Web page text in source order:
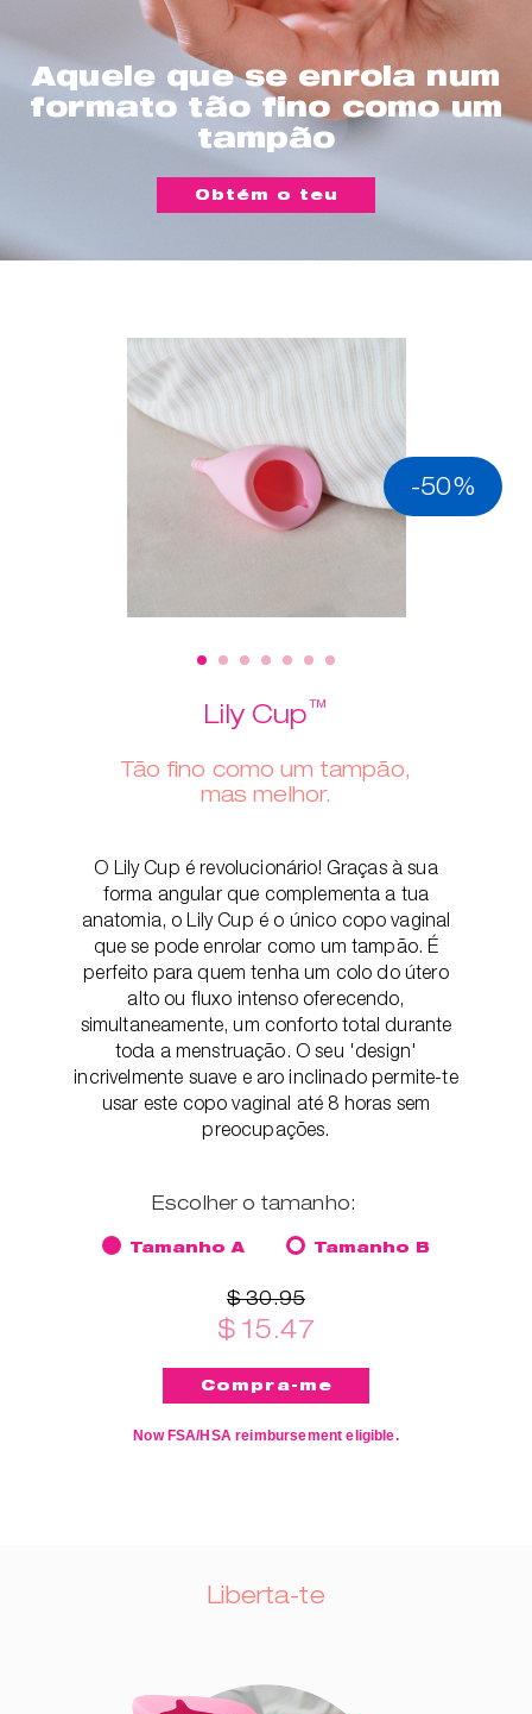
Aquele que se enrola num
formato tão fino como um
tampão
Obtém o teu
-50%
Lily Cup™
Tão fino como um tampão,
mas melhor.
O Lily Cup é revolucionário! Graças à sua
forma angular que complementa a tua
anatomia, o Lily Cup é o único copo vaginal
que se pode enrolar como um tampão. É
perfeito para quem tenha um colo do útero
alto ou fluxo intenso oferecendo,
simultaneamente, um conforto total durante
toda a menstruação. O seu 'design'
incrivelmente suave e aro inclinado permite-te
usar este copo vaginal até 8 horas sem
preocupações.
Escolher o tamanho:
Tamanho A Tamanho B
$ 30.95
$ 15.47
Now FSA/HSA reimbursement eligible.
Liberta-te